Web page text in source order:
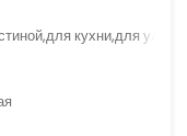
кухни,для улицы